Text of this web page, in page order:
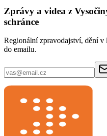
Zprávy a videa z
schránce
Regionální zpravodajství, dění
do emailu.